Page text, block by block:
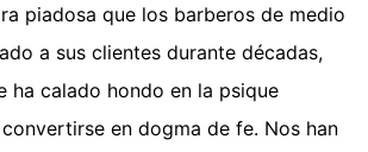
piadosa que los barberos de medio
a sus clientes durante décadas,
ha calado hondo en la psique
en dogma de fe. Nos han